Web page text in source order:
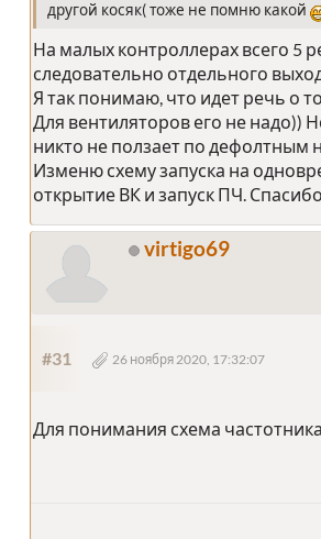
другой косяк( тоже не помню какой
На малых контроллерах всего 5
следовательно отдельного
Я так понимаю, что идет речь о
Для вентиляторов его не надо))
никто не ползает по дефолтным
Изменю схему запуска на
открытие ВК и запуск ПЧ.
virtigo69
#31 26 ноября 2020, 17:32:07
Для понимания схема